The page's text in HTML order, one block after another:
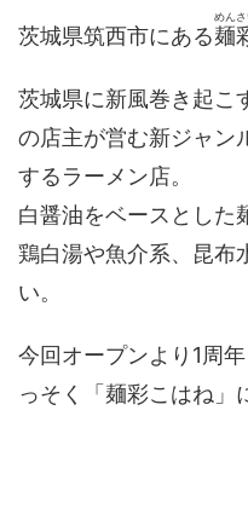
茨城県筑西市にある麺
めん
茨城県に新風巻き起こ
の店主が営む新ジャン
するラーメン店。
白醤油をベースとした
鶏白湯や魚介系、昆布
い。
今回オープンより1周
っそく「麺彩こはね」